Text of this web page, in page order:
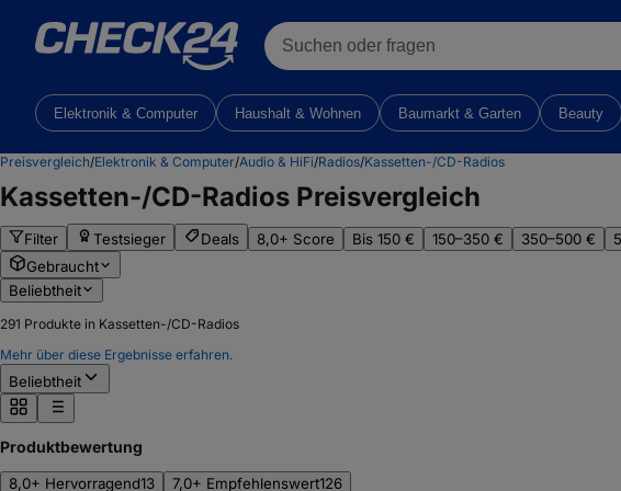
Suchen oder fragen
Elektronik & Computer Haushalt & Wohnen Baumarkt & Garten Beauty
Preisvergleich/Elektronik & Computer/Audio & HiFi/Radios/Kassetten-/CD-Radios
Kassetten-/CD-Radios Preisvergleich
Filter Testsieger Deals 8,0+ Score Bis 150 € 150–350 € 350–500 €
Gebraucht
Beliebtheit
291 Produkte in Kassetten-/CD-Radios
Mehr über diese Ergebnisse erfahren.
Beliebtheit
Produktbewertung
8,0+ Hervorragend13 7,0+ Empfehlenswert126